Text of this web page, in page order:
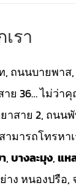
รา
ถนนบายพาส,
าย 36… ไม่ว่
สาย 2, ถนน
มารถโทรหา
,บางละมุง,แห
าง หนองปรือ,